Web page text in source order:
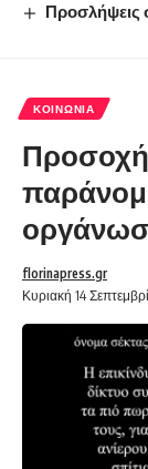
Προσλήψεις
ΚΟΙΝΩΝΊΑ
Κυριακή 14
florinapress.gr